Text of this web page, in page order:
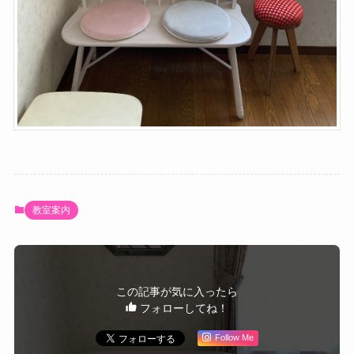
教室案内
この記事が気に入ったら
フォローしてね！
Follow Me